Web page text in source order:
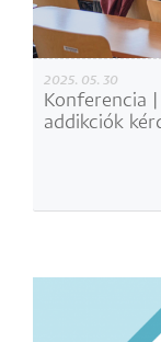
2025. 05. 30
Konferencia
addikciók